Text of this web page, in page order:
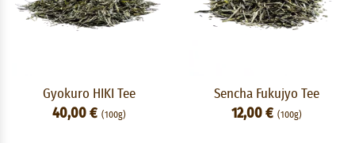
Gyokuro HIKI Tee
40,00 € (100g)
Sencha Fukujyo Tee
12,00 € (100g)